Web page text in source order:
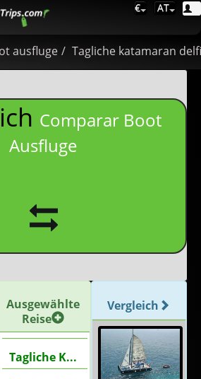
€ AT
ausfluge Tagliche katamaran
Comparar Boot
Ausfluge
Ausgewählte
Reise
Tagliche K...
Vergleich